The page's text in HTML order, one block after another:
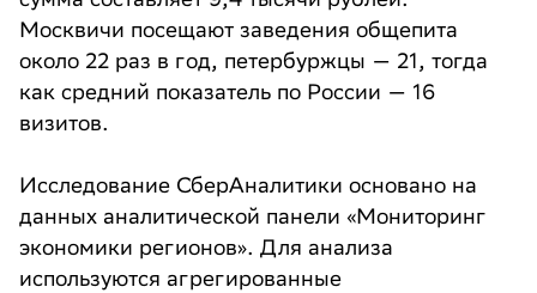
Москвичи посещают заведения общепита
около 22 раз в год, петербуржцы — 21, тогда
как средний показатель по России — 16
визитов.
Исследование СберАналитики основано на
данных аналитической панели «Мониторинг
экономики регионов». Для анализа
используются агрегированные